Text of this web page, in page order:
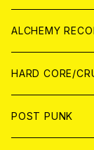
PATCH
アナログ
DIGITAL
ALCHEMY
CD
ANALOG
HARD CORE/
JAPAN
POST PUNK